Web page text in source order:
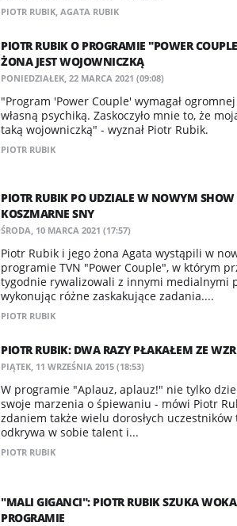
PIOTR RUBIK, AGATA RUBIK
PIOTR RUBIK O PROGRAMIE "POWER
ŻONA JEST WOJOWNICZKĄ
PONIEDZIAŁEK, 22 MARCA 2021 (09:08)
"Program 'Power Couple' wymagał
własną psychiką. Zaskoczyło mnie to, że
taką wojowniczką" - wyznał Piotr Rubik.
PIOTR RUBIK
PIOTR RUBIK PO UDZIALE W NOWYM
KOSZMARNE SNY
ŚRODA, 10 MARCA 2021 (17:57)
Piotr Rubik i jego żona Agata wystąpili w
programie TVN "Power Couple", w którym
tygodnie rywalizowali z innymi medialnymi
wykonując różne zaskakujące zadania....
PIOTR RUBIK
PIOTR RUBIK: DWA RAZY PŁAKAŁEM ZE
PIĄTEK, 11 WRZEŚNIA 2015 (18:53)
W programie "Aplauz, aplauz!" nie tylko
swoje marzenia o śpiewaniu - mówi Piotr
zdaniem także wielu dorosłych
odkrywa w sobie talent i...
PIOTR RUBIK
"MALI GIGANCI": PIOTR RUBIK SZUKA
PROGRAMIE